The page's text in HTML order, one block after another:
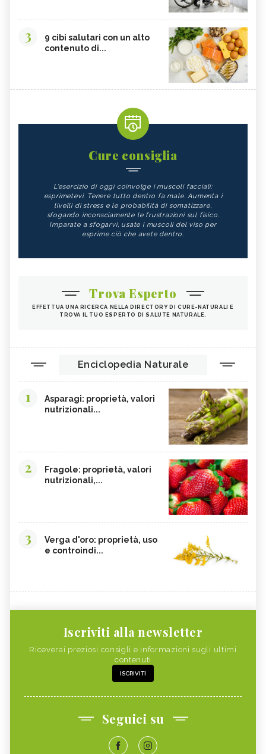
3
9 cibi salutari con un alto
contenuto di...
Cure consiglia
L'esercizio di oggi coinvolge i muscoli facciali:
esprimetevi. Tenere tutto dentro fa male. Aumenta i
livelli di stress e le probabilità di somatizzare,
sfogando inconsciamente le frustrazioni sul fisico.
Imparate a sfogarvi, usate i muscoli del viso per
esprime ciò che avete dentro.
Trova Esperto
EFFETTUA UNA RICERCA NELLA DIRECTORY DI CURE-NATURALI E
TROVA IL TUO ESPERTO DI SALUTE NATURALE.
Enciclopedia Naturale
1
Asparagi: proprietà, valori
nutrizionali...
2
Fragole: proprietà, valori
nutrizionali,...
3
Verga d'oro: proprietà, uso
e controindi...
Iscriviti alla newsletter
Riceverai preziosi consigli e informazioni sugli ultimi
contenuti
ISCRIVITI
Seguici su